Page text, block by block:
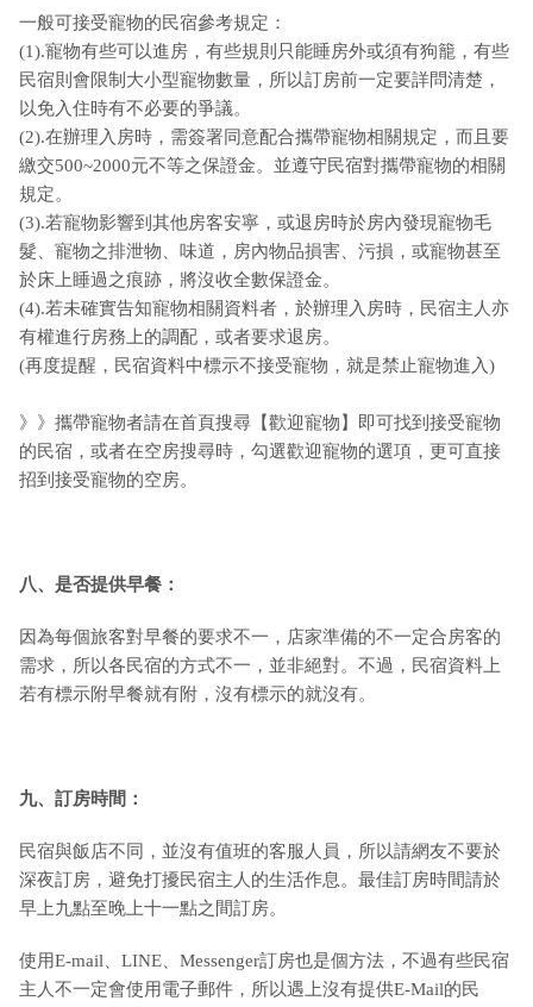
一般可接受寵物的民宿參考規定：
(1).寵物有些可以進房，有些規則只能睡房外或須有狗籠，有些
民宿則會限制大小型寵物數量，所以訂房前一定要詳問清楚，
以免入住時有不必要的爭議。
(2).在辦理入房時，需簽署同意配合攜帶寵物相關規定，而且要
繳交500~2000元不等之保證金。並遵守民宿對攜帶寵物的相關
規定。
(3).若寵物影響到其他房客安寧，或退房時於房內發現寵物毛
髮、寵物之排泄物、味道，房內物品損害、污損，或寵物甚至
於床上睡過之痕跡，將沒收全數保證金。
(4).若未確實告知寵物相關資料者，於辦理入房時，民宿主人亦
有權進行房務上的調配，或者要求退房。
(再度提醒，民宿資料中標示不接受寵物，就是禁止寵物進入)
》》攜帶寵物者請在首頁搜尋【歡迎寵物】即可找到接受寵物
的民宿，或者在空房搜尋時，勾選歡迎寵物的選項，更可直接
招到接受寵物的空房。
八、是否提供早餐：
因為每個旅客對早餐的要求不一，店家準備的不一定合房客的
需求，所以各民宿的方式不一，並非絕對。不過，民宿資料上
若有標示附早餐就有附，沒有標示的就沒有。
九、訂房時間：
民宿與飯店不同，並沒有值班的客服人員，所以請網友不要於
深夜訂房，避免打擾民宿主人的生活作息。最佳訂房時間請於
早上九點至晚上十一點之間訂房。
使用E-mail、LINE、Messenger訂房也是個方法，不過有些民宿
主人不一定會使用電子郵件，所以遇上沒有提供E-Mail的民